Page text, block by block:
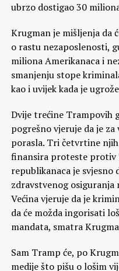
ubrzo dostigao 30
Krugman je mišljenja da
o rastu nezaposlenosti,
miliona Amerikanaca i
smanjenju stope
kao i uvijek kada je
Dvije trećine Trampovih
pogrešno vjeruje da je
porasla. Tri četvrtine
finansira proteste protiv
republikanaca je svjesno
zdravstvenog
Većina vjeruje da je
da će možda ingorisati
mandata, smatra
Sam Tramp će, po
medije što pišu o lošim